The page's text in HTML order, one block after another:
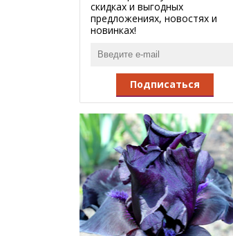
скидках и выгодных
предложениях, новостях и
новинках!
Подписаться